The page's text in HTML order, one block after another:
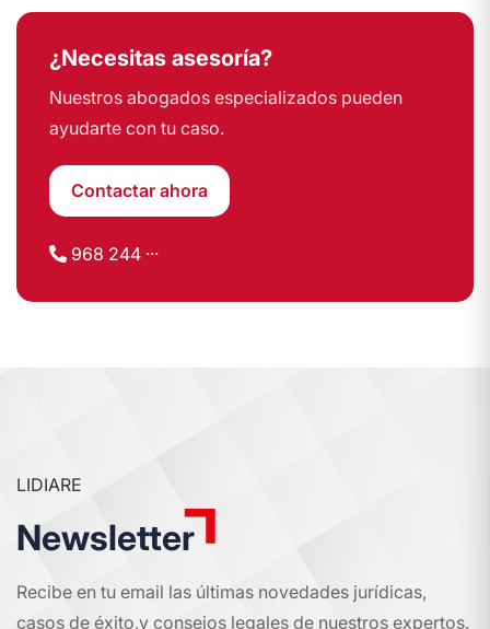
¿Necesitas asesoría?
Nuestros abogados especializados pueden
ayudarte con tu caso.
Contactar ahora
968 244 ···
LIDIARE
Newsletter
Recibe en tu email las últimas novedades jurídicas,
casos de éxito,y consejos legales de nuestros expertos.